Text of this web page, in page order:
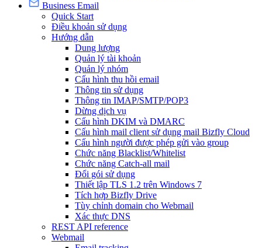
Business Email
Quick Start
Điều khoản sử dụng
Hướng dẫn
Dung lượng
Quản lý tài khoản
Quản lý nhóm
Cấu hình thu hồi email
Thông tin sử dụng
Thông tin IMAP/SMTP/POP3
Dừng dịch vụ
Cấu hình DKIM và DMARC
Cấu hình mail client sử dụng mail Bizfly Cloud
Cấu hình người được phép gửi vào group
Chức năng Blacklist/Whitelist
Chức năng Catch-all mail
Đổi gói sử dụng
Thiết lập TLS 1.2 trên Windows 7
Tích hợp Bizfly Drive
Tùy chỉnh domain cho Webmail
Xác thực DNS
REST API reference
Webmail